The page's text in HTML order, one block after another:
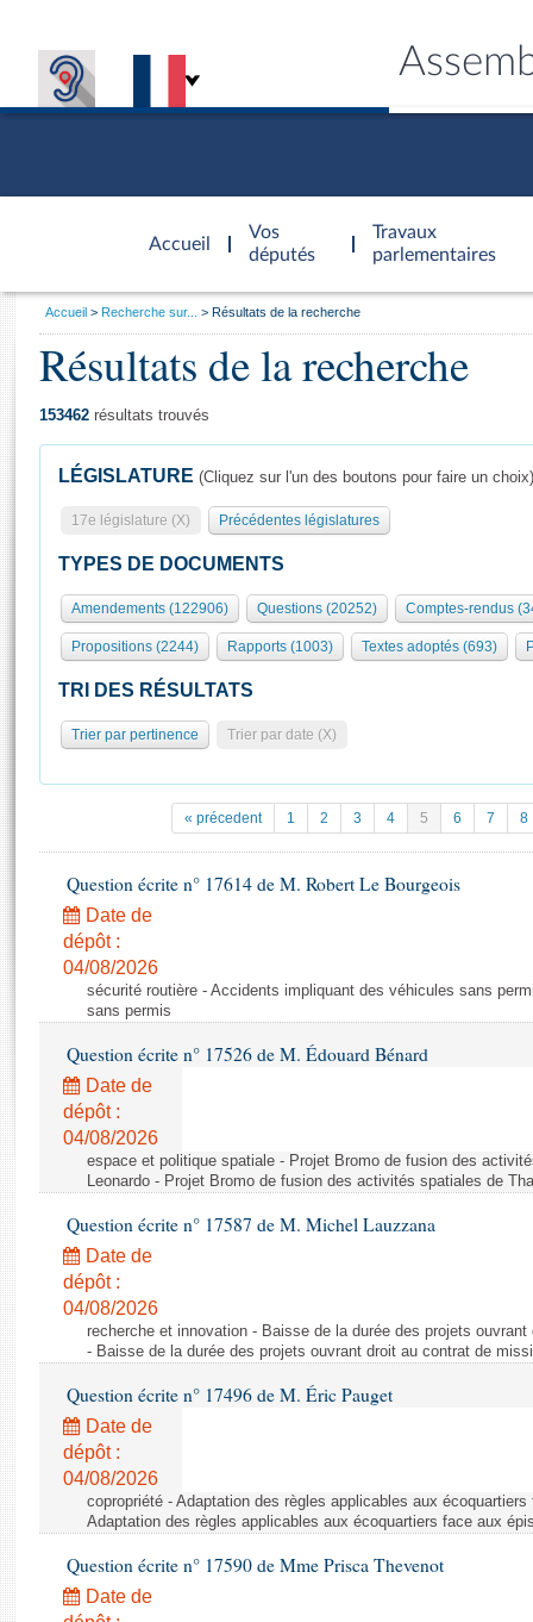
Accueil
d'accueil
Vos
députés
Travaux
parlementaires
Présidence
577 députés
Groupes politiques
Séance publique
Commissions et autres organes
Europe et International
Pétitions
Projets de loi
Propositions de loi
Amendements
Textes adoptés
Rapports législatifs
Rapports sur l'application des lois
Baromètre de l’application des lois
Dossiers législatifs
Budget et sécurité sociale
Questions écrites et orales
Comptes rendus des débats
Général
Rôle et pouvoirs de l'Assemblée
Organisation de l'Assemblée
Présidence Conférence des Présidents Bureau Collège des
Statistiques et chiffres clés
Documents de référence
( Constitution | Règlement de l'Assemblée ... )
Histoire
Juniors
Anciennes législatures
Visiter l'Assemblée
Visite virtuelle du palais Bourbon
Assister à une séance
La Bibliothèque
Contacts et plan d'accès
Photos libres de droit
Vous
Accueil Recherche sur... Résultats de la recherche
Résultats de la recherche
153462 résultats trouvés
LÉGISLATURE (Cliquez sur l'un des boutons pour faire un choix)
17e législature (X) Précédentes législatures
TYPES DE DOCUMENTS
Amendements (122906) Questions (20252) Comptes-rendus
Propositions (2244) Rapports (1003) Textes adoptés (693)
TRI DES RÉSULTATS
Trier par pertinence Trier par date (X)
« précedent 1 2 3 4 5 6 7 8
Question écrite n° 17614 de M. Robert Le Bourgeois
Date de
dépôt :
04/08/2026
sécurité routière - Accidents impliquant des véhicules sans
sans permis
Question écrite n° 17526 de M. Édouard Bénard
Date de
dépôt :
04/08/2026
espace et politique spatiale - Projet Bromo de fusion des
Leonardo - Projet Bromo de fusion des activités spatiales de
Question écrite n° 17587 de M. Michel Lauzzana
Date de
dépôt :
04/08/2026
recherche et innovation - Baisse de la durée des projets
- Baisse de la durée des projets ouvrant droit au contrat de
Question écrite n° 17496 de M. Éric Pauget
Date de
dépôt :
04/08/2026
copropriété - Adaptation des règles applicables aux
Adaptation des règles applicables aux écoquartiers face aux
Question écrite n° 17590 de Mme Prisca Thevenot
Date de